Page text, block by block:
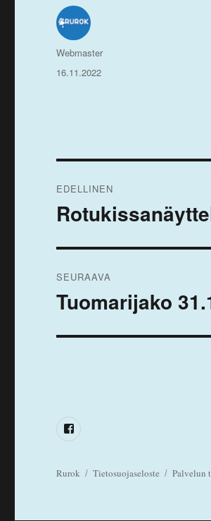
Kirjoittaja
Webmaster
Julkaistu
16.11.2022
selaus
EDELLINEN
Edellinen
SEURAAVA
Seuraava
Tuomarijako
Facebook
Rurok Tietosuojaseloste Palvelun